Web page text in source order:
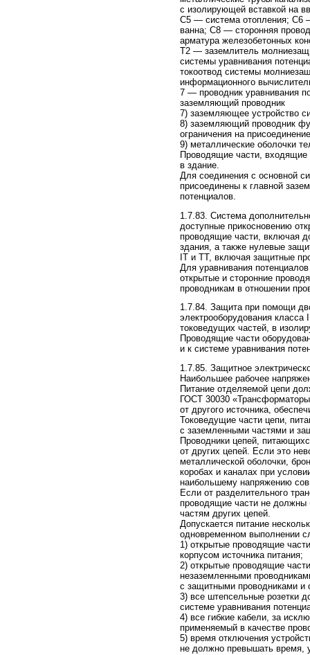
с изолирующей вставкой на
С5 — система отопления; С6
ванна; С8 — сторонняя
арматура железобетонных
Т2 — заземлитель
системы уравнивания
токоотвод системы
информационного
7 — проводник уравнивания
заземляющий проводник
7) заземляющее устройство
8) заземляющий проводник
ограничения на
9) металлические оболочки
Проводящие части, входящие
в здание.
Для соединения с основной
присоединены к главной
потенциалов.
1.7.83. Система
доступные прикосновению
проводящие части, включая
здания, а также нулевые
IT и ТТ, включая защитные
Для уравнивания
открытые и сторонние
проводникам в отношении
1.7.84. Защита при помощи
электрооборудования
токоведущих частей, в
Проводящие части
и к системе уравнивания
1.7.85. Защитное
Наибольшее рабочее
Питание отделяемой цепи
ГОСТ 30030
от другого источника,
Токоведущие части цепи,
с заземленными частями и
Проводники цепей,
от других цепей. Если это
металлической оболочки,
коробах и каналах при
наибольшему напряжению
Если от разделительного
проводящие части не должны
частям других цепей.
Допускается питание
одновременном выполнении
1) открытые проводящие
корпусом источника питания;
2) открытые проводящие
незаземленными
с защитными проводниками и
3) все штепсельные розетки
системе уравнивания
4) все гибкие кабели, за
применяемый в качестве
5) время отключения
не должно превышать время,